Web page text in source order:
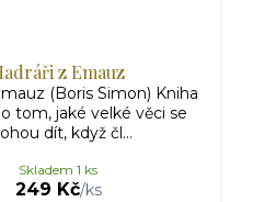
z Emauz
(Boris Simon) Kniha
tom, jaké velké věci se
dít, když čl...
249 Kč/ks
Skladem 1 ks